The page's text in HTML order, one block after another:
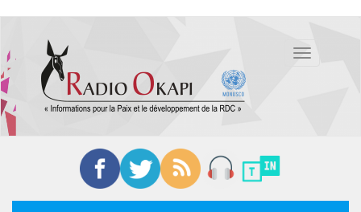
contenu
principal
Toggle